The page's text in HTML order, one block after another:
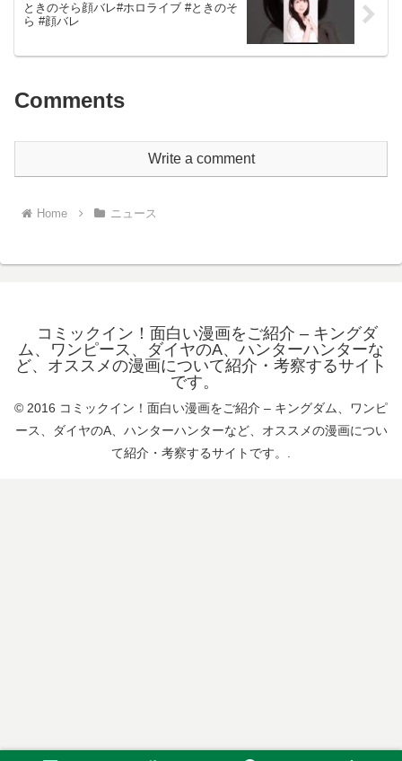
ときのそら顔バレ#ホロライブ #ときのそ
ら #顔バレ
Comments
Write a comment
Home ニュース
コミックイン！面白い漫画をご紹介 – キングダ
ム、ワンピース、ダイヤのA、ハンターハンターな
ど、オススメの漫画について紹介・考察するサイト
です。
© 2016 コミックイン！面白い漫画をご紹介 – キングダム、ワンピ
ース、ダイヤのA、ハンターハンターなど、オススメの漫画につい
て紹介・考察するサイトです。.